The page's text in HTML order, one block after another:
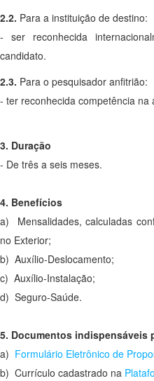
2.2. Para a instituição de destino:
- ser reconhecida
candidato.
2.3. Para o pesquisador anfitrião:
- ter reconhecida competência na
3. Duração
- De três a seis meses.
4. Benefícios
a) Mensalidades, calculadas
no Exterior;
b) Auxílio-Deslocamento;
c) Auxílio-Instalação;
d) Seguro-Saúde.
5. Documentos indispensáveis
a) Formulário Eletrônico de
b) Currículo cadastrado na